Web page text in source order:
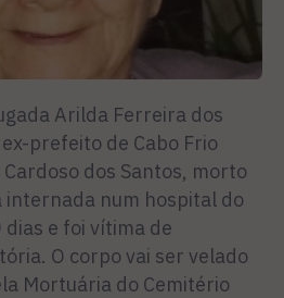
Arilda Ferreira dos
prefeito de Cabo Frio
dos Santos, morto
internada num hospital do
dias e foi vítima de
O corpo vai ser velado
Mortuária do Cemitério